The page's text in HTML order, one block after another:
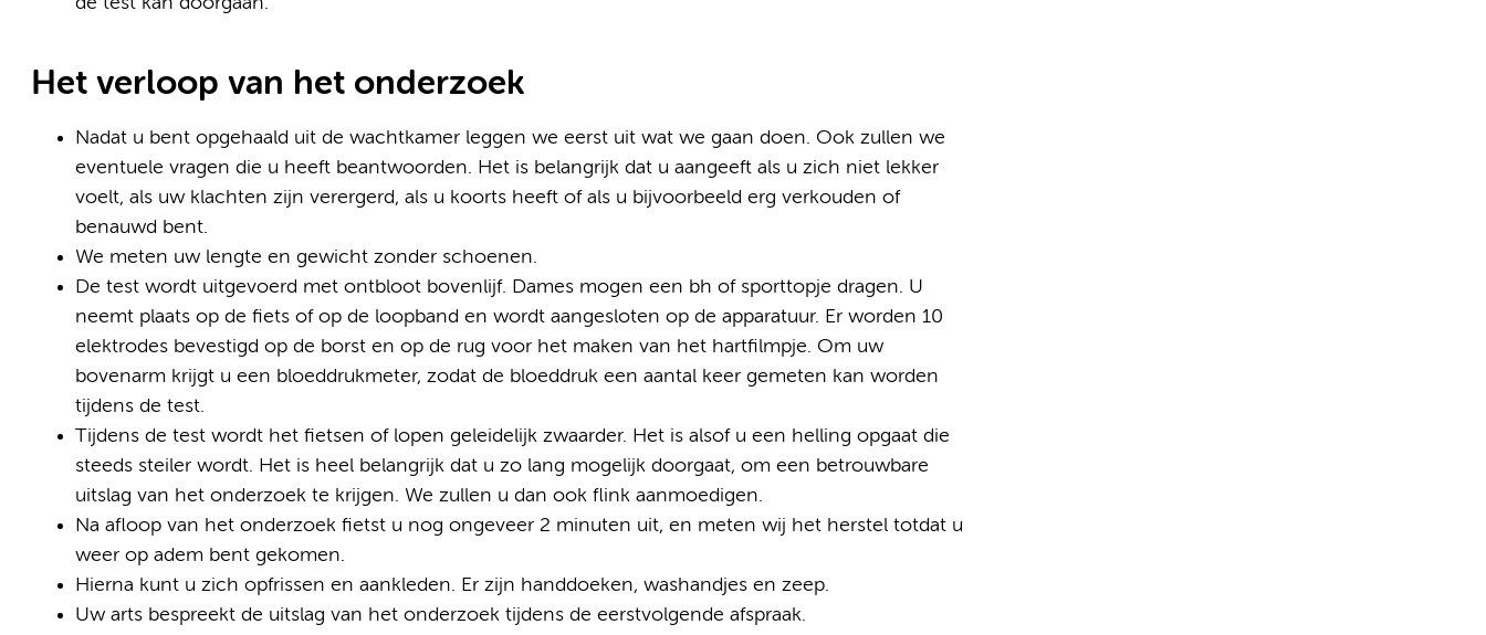
Het verloop van het onderzoek
Nadat u bent opgehaald uit de wachtkamer leggen we eerst uit wat we gaan doen. Ook zullen we
eventuele vragen die u heeft beantwoorden. Het is belangrijk dat u aangeeft als u zich niet lekker
voelt, als uw klachten zijn verergerd, als u koorts heeft of als u bijvoorbeeld erg verkouden of
benauwd bent.
We meten uw lengte en gewicht zonder schoenen.
De test wordt uitgevoerd met ontbloot bovenlijf. Dames mogen een bh of sporttopje dragen. U
neemt plaats op de fiets of op de loopband en wordt aangesloten op de apparatuur. Er worden 10
elektrodes bevestigd op de borst en op de rug voor het maken van het hartfilmpje. Om uw
bovenarm krijgt u een bloeddrukmeter, zodat de bloeddruk een aantal keer gemeten kan worden
tijdens de test.
Tijdens de test wordt het fietsen of lopen geleidelijk zwaarder. Het is alsof u een helling opgaat die
steeds steiler wordt. Het is heel belangrijk dat u zo lang mogelijk doorgaat, om een betrouwbare
uitslag van het onderzoek te krijgen. We zullen u dan ook flink aanmoedigen.
Na afloop van het onderzoek fietst u nog ongeveer 2 minuten uit, en meten wij het herstel totdat u
weer op adem bent gekomen.
Hierna kunt u zich opfrissen en aankleden. Er zijn handdoeken, washandjes en zeep.
Uw arts bespreekt de uitslag van het onderzoek tijdens de eerstvolgende afspraak.